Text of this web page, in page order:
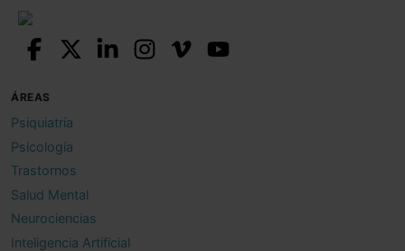
ÁREAS
Psiquiatría
Psicología
Trastornos
Salud Mental
Neurociencias
Inteligencia Artificial